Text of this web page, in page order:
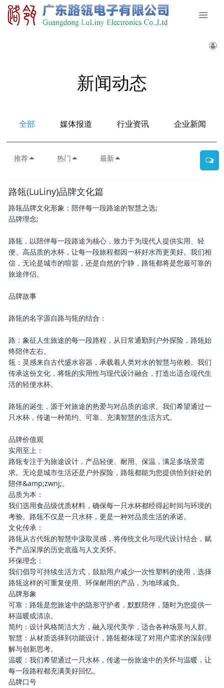
新闻动态
全部 媒体报道 行业资讯 企业新闻
推荐 热门 最新
路瓴(LuLiny)品牌文化篇
路瓴品牌文化形象：陪伴每一段路途的智慧之选;
品牌理念;
路瓴，以陪伴每一段路途为核心，致力于为现代人提供实用、轻
便、高品质的水杯，让每一段旅程都因一杯好水而更美好。我们相
信，无论是城市的喧嚣，还是自然的宁静，路瓴都将是您最可靠的
旅途伴侣。
品牌故事
路瓴的名字源自路与瓴的结合：
路：象征人生旅途的每一段路程，从日常通勤到户外探险，路瓴始
终陪伴左右。
瓴：灵感来自古代盛水容器，承载着人类对水的智慧与依赖。我们
传承这份文化，将瓴的实用性与现代设计融合，打造出适合现代生
活的轻便水杯。
路瓴的诞生，源于对旅途的热爱与对品质的追求。我们希望通过一
只水杯，传递一种简约、可靠、充满智慧的生活方式。
品牌价值观
实用至上：
路瓴专注于为旅途设计，产品轻便、耐用、保温，满足多场景需
求。无论是城市生活还是户外探险，路瓴都能为您提供恰到好处的
陪伴&amp;zwnj;。
品质为本：
我们选用食品级优质材料，确保每一只水杯都经得起时间与环境的
考验。路瓴不仅是一只水杯，更是一种对品质生活的承诺。
文化传承：
路瓴从古代瓴的智慧中汲取灵感，将传统文化与现代设计结合，赋
予产品深厚的历史底蕴与人文关怀。
环保理念：
我们倡导可持续生活方式，鼓励用户减少一次性塑料的使用，选择
路瓴这样的可重复使用、环保耐用的产品，为地球减负。
品牌形象
可靠：路瓴是您旅途中的隐形守护者，默默陪伴，随时为您提供一
杯温暖或清凉。
简约：设计风格简洁大方，融入现代美学，适合各种场景与人群。
智慧：从材质选择到功能设计，路瓴都体现了对用户需求的深刻理
解与创新思考。
温暖：我们希望通过一只水杯，传递一份旅途中的关怀与温暖，让
每一段路程都充满美好回忆。
品牌口号